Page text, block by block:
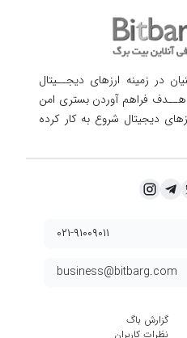
در زمینه ارزهای دیجــیتال
بستری امن
دیجیتال شروع به کار کرده
business@bitbarg.com
۰۲۱-۹۱۰۰۹۰۱۱
گزارش باگ
نظرات کاربران